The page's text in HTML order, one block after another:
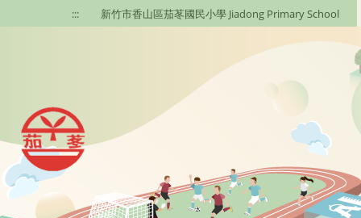
移至網頁之主要內容區位置
::: 新竹市香山區茄苳國民小學 Jiadong Primary School